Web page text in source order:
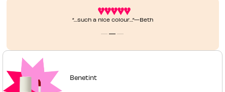
“…such a nice colour…”—Beth
Benetint